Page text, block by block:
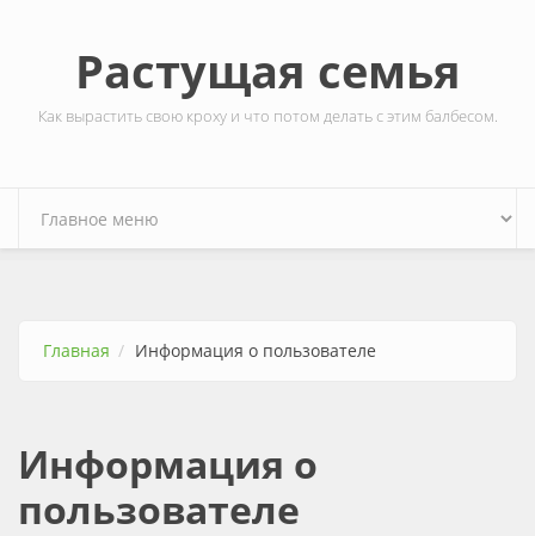
Растущая семья
Как вырастить свою кроху и что потом делать с этим балбесом.
Главная Информация о пользователе
Информация о
пользователе